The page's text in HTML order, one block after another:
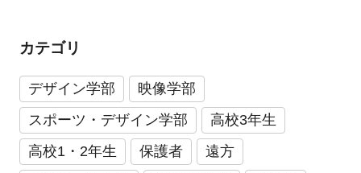
カテゴリ
デザイン学部
映像学部
スポーツ・デザイン学部
高校3年生
高校1・2年生
保護者
遠方